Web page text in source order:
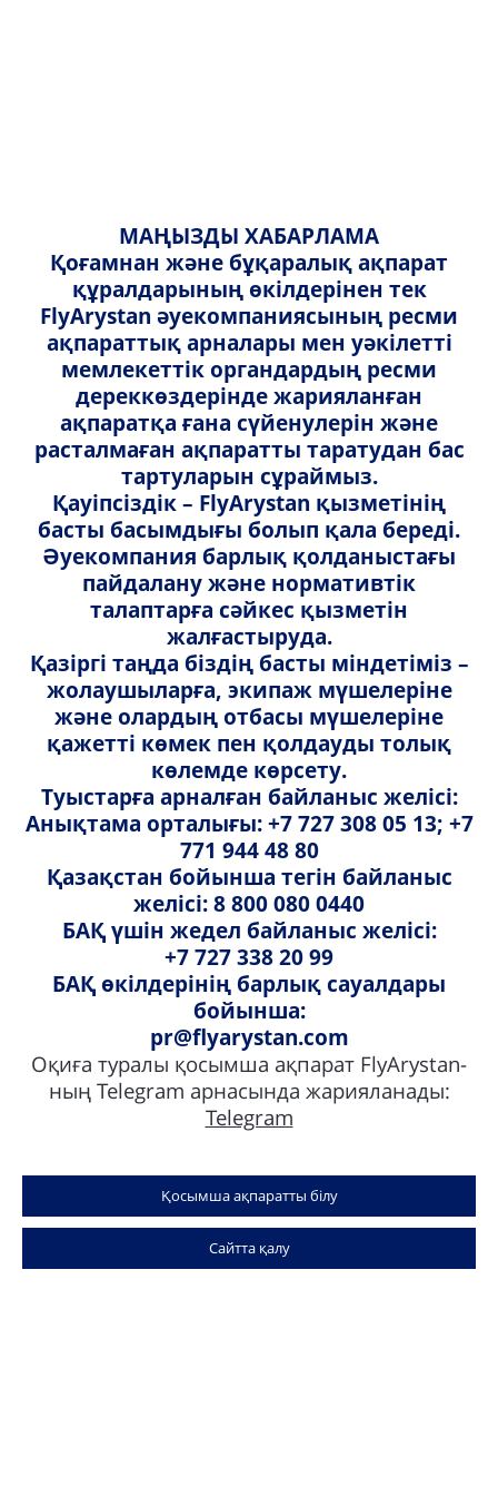
МАҢЫЗДЫ ХАБАРЛАМА
Қоғамнан және бұқаралық ақпарат
құралдарының өкілдерінен тек
FlyArystan әуекомпаниясының ресми
ақпараттық арналары мен уәкілетті
мемлекеттік органдардың ресми
дереккөздерінде жарияланған
ақпаратқа ғана сүйенулерін және
расталмаған ақпаратты таратудан бас
тартуларын сұраймыз.
Қауіпсіздік – FlyArystan қызметінің
басты басымдығы болып қала береді.
Әуекомпания барлық қолданыстағы
пайдалану және нормативтік
талаптарға сәйкес қызметін
жалғастыруда.
Қазіргі таңда біздің басты міндетіміз –
жолаушыларға, экипаж мүшелеріне
және олардың отбасы мүшелеріне
қажетті көмек пен қолдауды толық
көлемде көрсету.
Туыстарға арналған байланыс желісі:
Анықтама орталығы: +7 727 308 05 13; +7
771 944 48 80
Қазақстан бойынша тегін байланыс
желісі: 8 800 080 0440
БАҚ үшін жедел байланыс желісі:
+7 727 338 20 99
БАҚ өкілдерінің барлық сауалдары
бойынша:
pr@flyarystan.com
Оқиға туралы қосымша ақпарат FlyArystan-
ның Telegram арнасында жарияланады:
Telegram
Қосымша ақпаратты білу
Сайтта қалу
Қосымша қызметтер
Билет сатып алу (Қайтару/қайта
брондау/ваучер)
Тіркелу
Балалармен бірге саяхаттау
Қолжүгін тасымалдаудың
ережелері= Piece Concept
Жолаушының аты-жөнін түзету
iJan терминалдары
Рейс статусының өзгеруі (кешігу/
тоқтату/кестенің өзгеруі)
Мессенджерде агентпен чат
Сайтта өтініш қалдырыңыз
Contact Centre
Жедел байланыс желісі
Толық ақпарат